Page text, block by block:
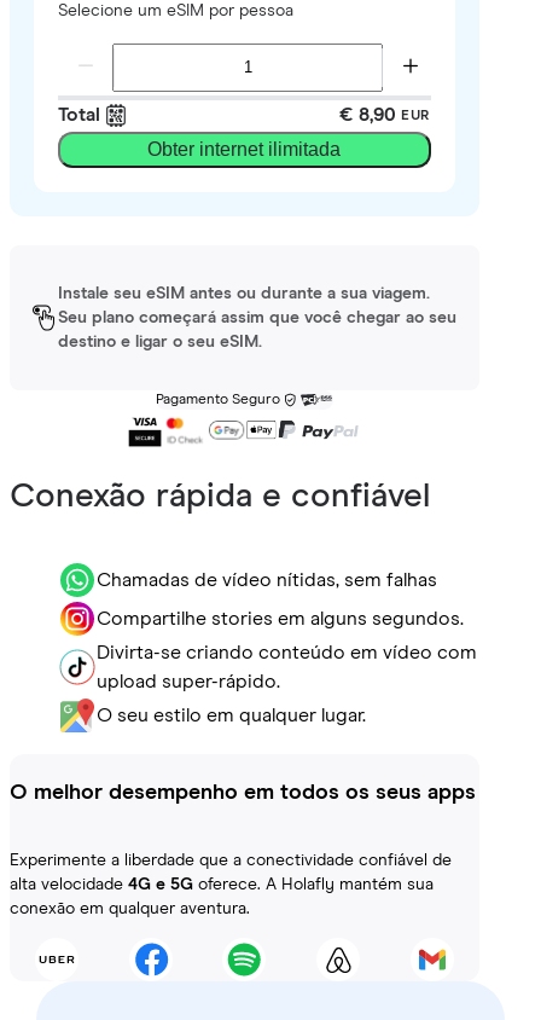
Selecione um eSIM por pessoa
Total € 8,90 EUR
Obter internet ilimitada
Instale seu eSIM antes ou durante a sua viagem.
Seu plano começará assim que você chegar ao seu
destino e ligar o seu eSIM.
Pagamento Seguro
Conexão rápida e confiável
Chamadas de vídeo nítidas, sem falhas
Compartilhe stories em alguns segundos.
Divirta-se criando conteúdo em vídeo com
upload super-rápido.
O seu estilo em qualquer lugar.
O melhor desempenho em todos os seus apps
Experimente a liberdade que a conectividade confiável de
alta velocidade 4G e 5G oferece. A Holafly mantém sua
conexão em qualquer aventura.